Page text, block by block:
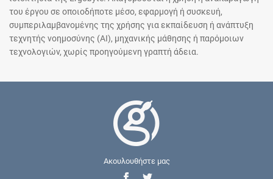
του έργου σε οποιοδήποτε μέσο, εφαρμογή ή συσκευή,
συμπεριλαμβανομένης της χρήσης για εκπαίδευση ή ανάπτυξη
τεχνητής νοημοσύνης (AI), μηχανικής μάθησης ή παρόμοιων
τεχνολογιών, χωρίς προηγούμενη γραπτή άδεια.
Ακουλουθήστε μας